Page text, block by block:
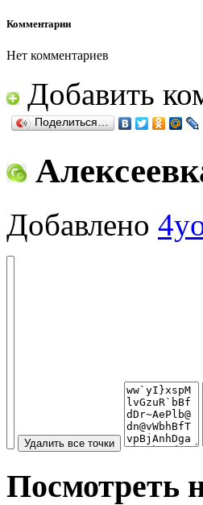
Комментарии
Нет комментариев
Добавить
Поделиться…
Добавлено
Посмотреть